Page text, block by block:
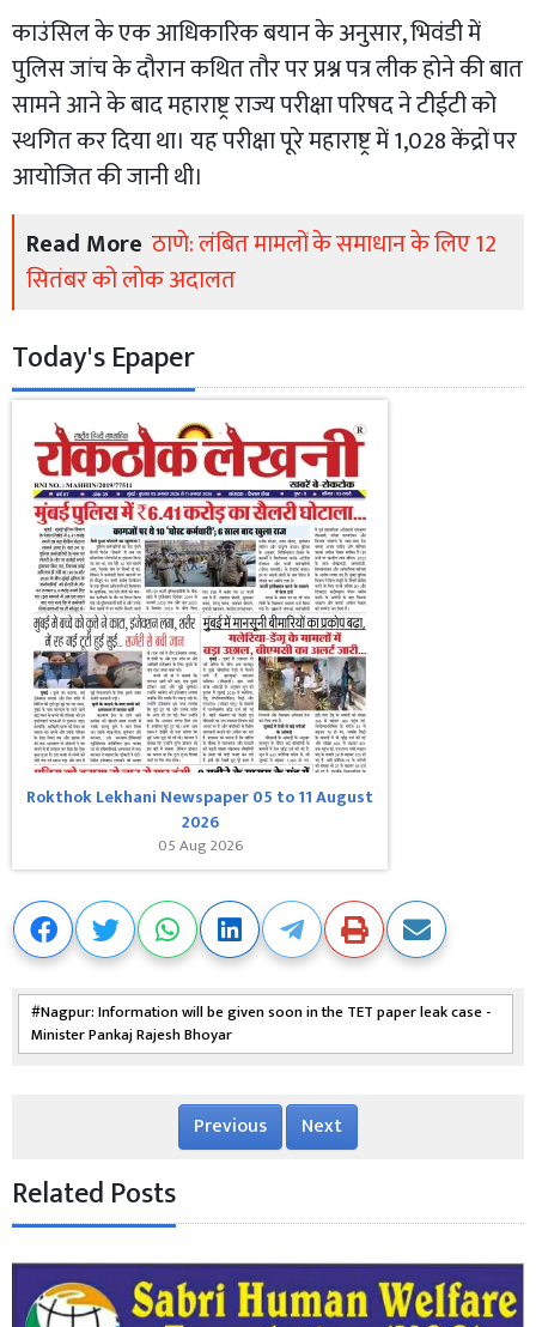
काउंसिल के एक आधिकारिक बयान के अनुसार, भिवंडी में
पुलिस जांच के दौरान कथित तौर पर प्रश्न पत्र लीक होने की बात
सामने आने के बाद महाराष्ट्र राज्य परीक्षा परिषद ने टीईटी को
स्थगित कर दिया था। यह परीक्षा पूरे महाराष्ट्र में 1,028 केंद्रों पर
आयोजित की जानी थी।
Read More ठाणे: लंबित मामलों के समाधान के लिए 12
सितंबर को लोक अदालत
Today's Epaper
Rokthok Lekhani Newspaper 05 to 11 August
2026
05 Aug 2026
Nagpur: Information will be given soon in the TET paper leak case -
Minister Pankaj Rajesh Bhoyar
Previous Next
Related Posts